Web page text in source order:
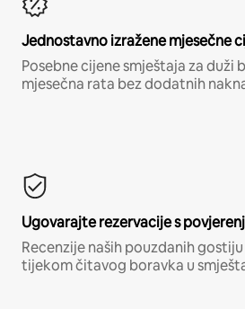
Jednostavno izražene mjesečne
Posebne cijene smještaja za duži
mjesečna rata bez dodatnih
Ugovarajte rezervacije s
Recenzije naših pouzdanih
tijekom čitavog boravka u